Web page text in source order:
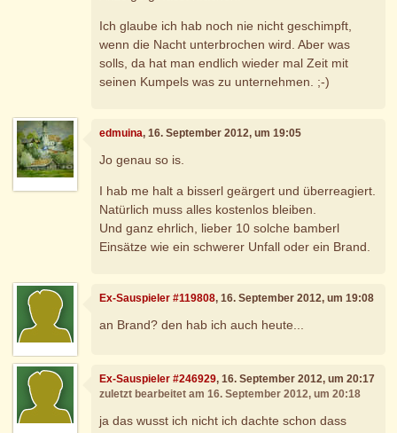
Ich glaube ich hab noch nie nicht geschimpft,
wenn die Nacht unterbrochen wird. Aber was
solls, da hat man endlich wieder mal Zeit mit
seinen Kumpels was zu unternehmen. ;-)
edmuina, 16. September 2012, um 19:05
Jo genau so is.
I hab me halt a bisserl geärgert und überreagiert.
Natürlich muss alles kostenlos bleiben.
Und ganz ehrlich, lieber 10 solche bamberl
Einsätze wie ein schwerer Unfall oder ein Brand.
Ex-Sauspieler #119808, 16. September 2012, um 19:08
an Brand? den hab ich auch heute...
Ex-Sauspieler #246929, 16. September 2012, um 20:17
zuletzt bearbeitet am 16. September 2012, um 20:18
ja das wusst ich nicht ich dachte schon dass